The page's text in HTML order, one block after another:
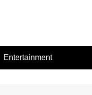
Entertainment